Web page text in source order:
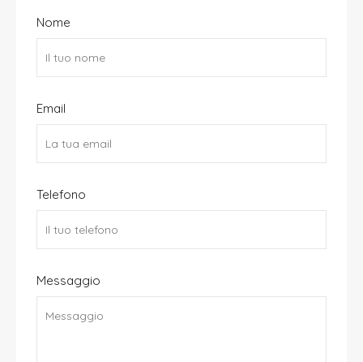
Nome
Email
Telefono
Messaggio